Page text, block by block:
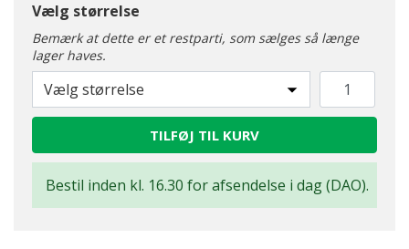
Vælg størrelse
Bemærk at dette er et restparti, som sælges så længe
lager haves.
Vælg størrelse
TILFØJ TIL KURV
Bestil inden kl. 16.30 for afsendelse i dag (DAO).